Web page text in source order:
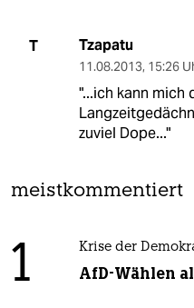
T Tzapatu
11.08.2013, 15:26
"...ich kann mich
zuviel Dope..."
meistkommentiert
1 Krise der
AfD-Wählen